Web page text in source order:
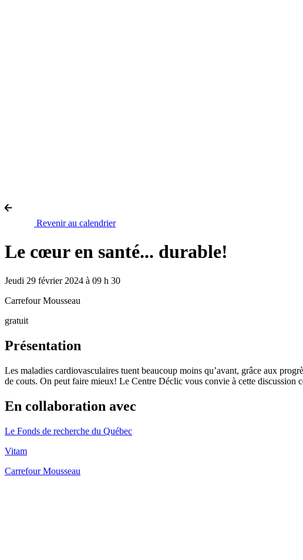
Revenir au calendrier
Le cœur en santé... durable!
Jeudi 29 février 2024 à 09 h 30
Carrefour Mousseau
gratuit
Présentation
Les maladies cardiovasculaires tuent beaucoup moins qu’avant, grâce aux
de couts. On peut faire mieux! Le Centre Déclic vous convie à cette discussion
En collaboration avec
Le Fonds de recherche du Québec
Vitam
Carrefour Mousseau